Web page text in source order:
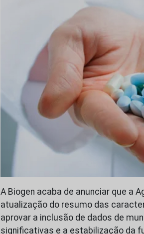
A Biogen acaba de anunciar que a
atualização do resumo das
aprovar a inclusão de dados de
significativas e a estabilização da